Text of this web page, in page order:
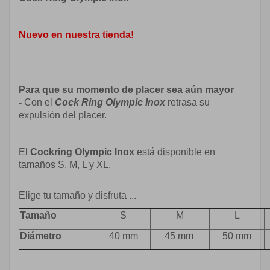
Nuevo en nuestra tienda!
Para que su momento de placer sea aún mayor
- Con el Cock Ring Olympic Inox retrasa su
expulsión del placer.
El Cockring Olympic Inox está disponible en
tamaños S, M, L y XL.
Elige tu tamaño y disfruta ...
Tamaño
S M
Diámetro
40 mm 45 mm 50 mm